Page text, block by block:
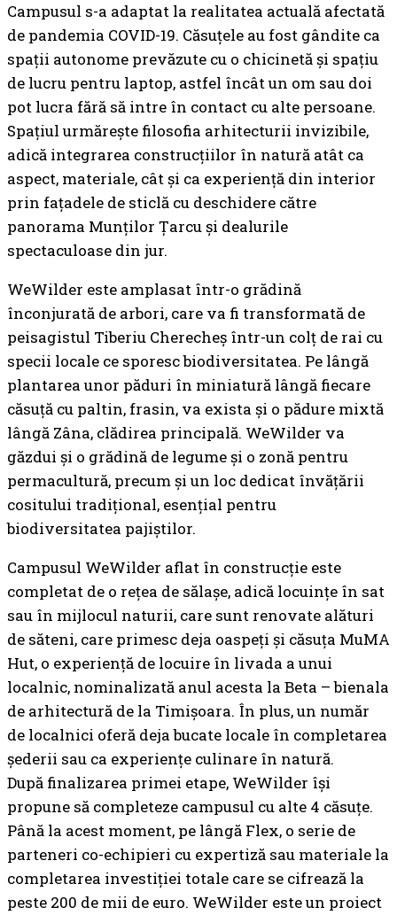
Campusul s-a adaptat la realitatea actuală afectată
de pandemia COVID-19. Căsuțele au fost gândite ca
spații autonome prevăzute cu o chicinetă și spațiu
de lucru pentru laptop, astfel încât un om sau doi
pot lucra fără să intre în contact cu alte persoane.
Spațiul urmărește filosofia arhitecturii invizibile,
adică integrarea construcțiilor în natură atât ca
aspect, materiale, cât și ca experiență din interior
prin fațadele de sticlă cu deschidere către
panorama Munților Țarcu și dealurile
spectaculoase din jur.
WeWilder este amplasat într-o grădină
înconjurată de arbori, care va fi transformată de
peisagistul Tiberiu Cherecheș într-un colț de rai cu
specii locale ce sporesc biodiversitatea. Pe lângă
plantarea unor păduri în miniatură lângă fiecare
căsuță cu paltin, frasin, va exista și o pădure mixtă
lângă Zâna, clădirea principală. WeWilder va
găzdui și o grădină de legume și o zonă pentru
permacultură, precum și un loc dedicat învățării
cositului tradițional, esențial pentru
biodiversitatea pajiștilor.
Campusul WeWilder aflat în construcție este
completat de o rețea de sălașe, adică locuințe în sat
sau în mijlocul naturii, care sunt renovate alături
de săteni, care primesc deja oaspeți și căsuța MuMA
Hut, o experiență de locuire în livada a unui
localnic, nominalizată anul acesta la Beta – bienala
de arhitectură de la Timișoara. În plus, un număr
de localnici oferă deja bucate locale în completarea
șederii sau ca experiențe culinare în natură.
După finalizarea primei etape, WeWilder își
propune să completeze campusul cu alte 4 căsuțe.
Până la acest moment, pe lângă Flex, o serie de
parteneri co-echipieri cu expertiză sau materiale la
completarea investiției totale care se cifrează la
peste 200 de mii de euro. WeWilder este un proiect